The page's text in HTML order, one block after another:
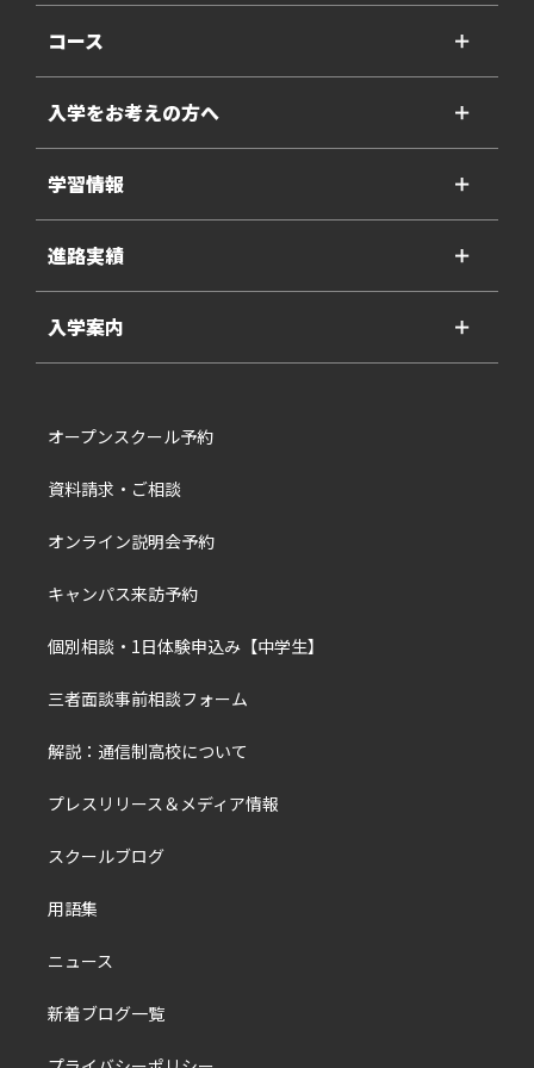
コース ＋
入学をお考えの方へ ＋
学習情報 ＋
進路実績 ＋
入学案内 ＋
オープンスクール予約
資料請求・ご相談
オンライン説明会予約
キャンパス来訪予約
個別相談・1日体験申込み【中学生】
三者面談事前相談フォーム
解説：通信制高校について
プレスリリース＆メディア情報
スクールブログ
用語集
ニュース
新着ブログ一覧